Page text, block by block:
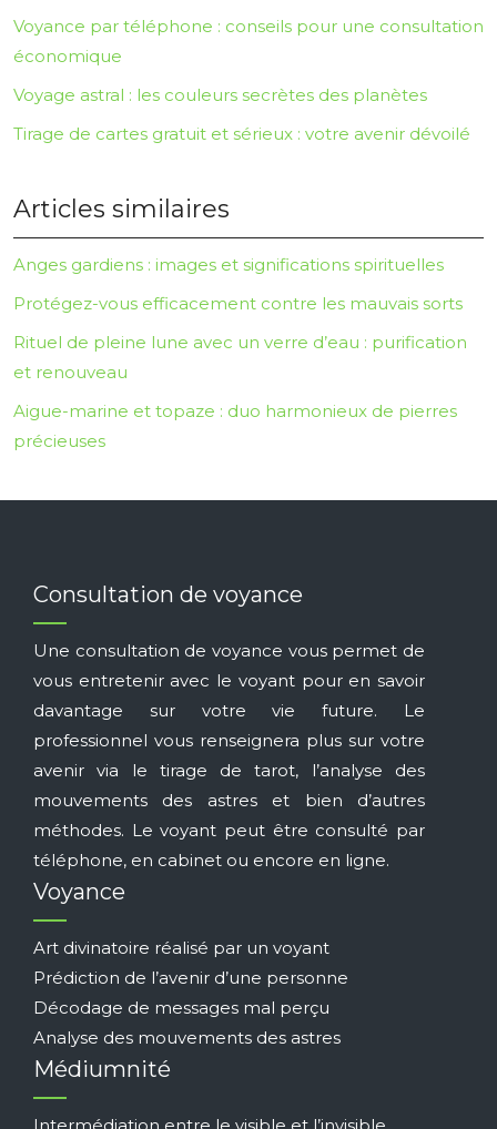
Voyance par téléphone : conseils pour une consultation
économique
Voyage astral : les couleurs secrètes des planètes
Tirage de cartes gratuit et sérieux : votre avenir dévoilé
Articles similaires
Anges gardiens : images et significations spirituelles
Protégez-vous efficacement contre les mauvais sorts
Rituel de pleine lune avec un verre d’eau : purification
et renouveau
Aigue-marine et topaze : duo harmonieux de pierres
précieuses
Consultation de voyance
Une consultation de voyance vous permet de
vous entretenir avec le voyant pour en savoir
davantage sur votre vie future. Le
professionnel vous renseignera plus sur votre
avenir via le tirage de tarot, l’analyse des
mouvements des astres et bien d’autres
méthodes. Le voyant peut être consulté par
téléphone, en cabinet ou encore en ligne.
Voyance
Art divinatoire réalisé par un voyant
Prédiction de l’avenir d’une personne
Décodage de messages mal perçu
Analyse des mouvements des astres
Médiumnité